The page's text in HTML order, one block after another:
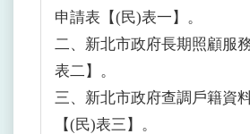
申請表【(民)表一】。
二、新北市政府長期照顧服
表二】。
三、新北市政府查調戶籍資
【(民)表三】。